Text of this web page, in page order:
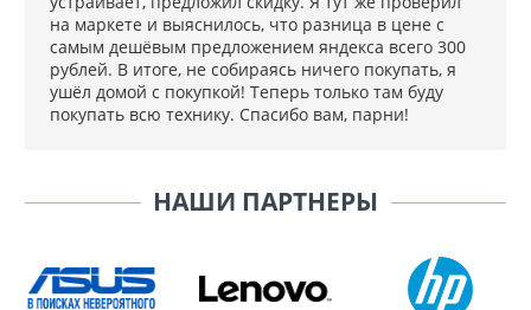
на маркете и выяснилось, что разница в цене с
самым дешёвым предложением яндекса всего 300
рублей. В итоге, не собираясь ничего покупать, я
ушёл домой с покупкой! Теперь только там буду
покупать всю технику. Спасибо вам, парни!
НАШИ ПАРТНЕРЫ